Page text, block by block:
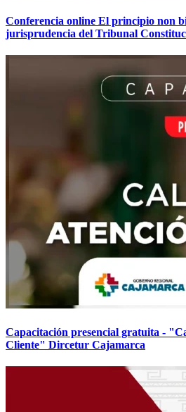
Conferencia online El principio non
jurisprudencia del Tribunal
Capacitación presencial gratuita -
Cliente" Dircetur Cajamarca